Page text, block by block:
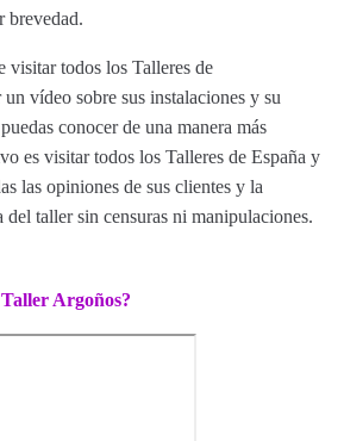
brevedad.
visitar todos los Talleres de
vídeo sobre sus instalaciones y su
conocer de una manera más
es visitar todos los Talleres de España y
las opiniones de sus clientes y la
taller sin censuras ni manipulaciones.
Argoños?